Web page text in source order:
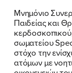
Μνημόνιο
Παιδείας και
σωματείου
στόχο την
ατόμων με